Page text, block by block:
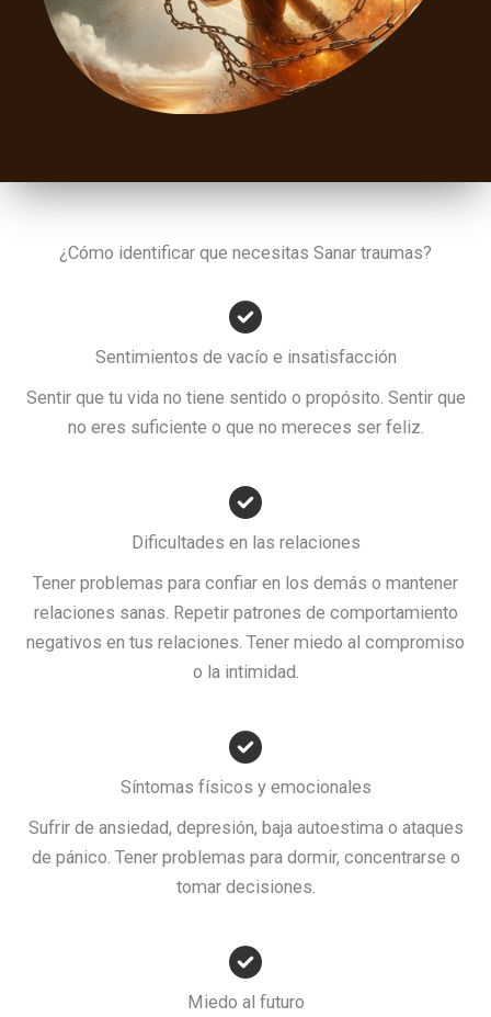
¿Cómo identificar que necesitas Sanar traumas?
Sentimientos de vacío e insatisfacción
Sentir que tu vida no tiene sentido o propósito. Sentir que
no eres suficiente o que no mereces ser feliz.
Dificultades en las relaciones
Tener problemas para confiar en los demás o mantener
relaciones sanas. Repetir patrones de comportamiento
negativos en tus relaciones. Tener miedo al compromiso
o la intimidad.
Síntomas físicos y emocionales
Sufrir de ansiedad, depresión, baja autoestima o ataques
de pánico. Tener problemas para dormir, concentrarse o
tomar decisiones.
Miedo al futuro